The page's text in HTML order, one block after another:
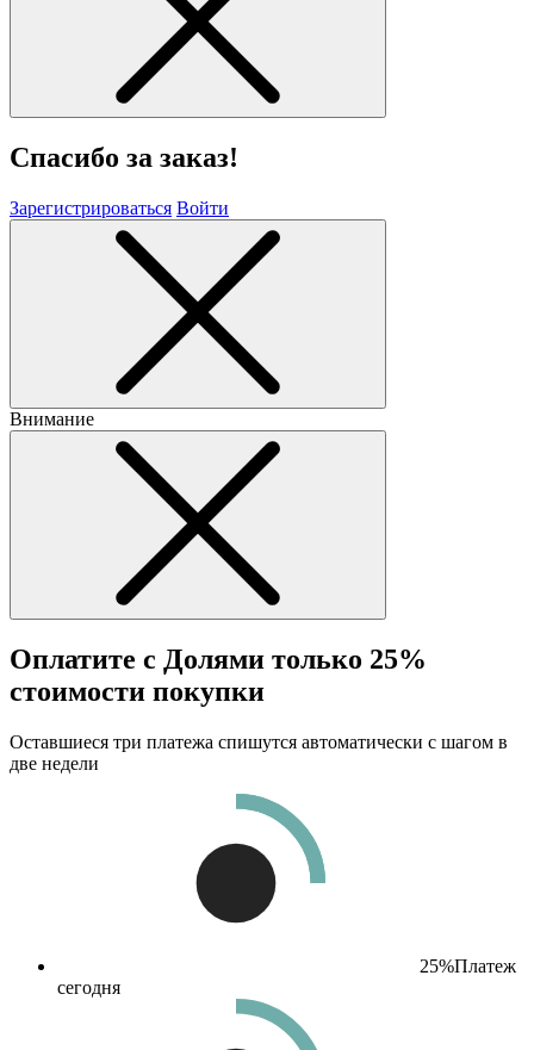
Спасибо за заказ!
Зарегистрироваться Войти
Внимание
Оплатите с Долями только 25%
стоимости покупки
Оставшиеся три платежа спишутся автоматически с шагом в
две недели
25%Платеж
сегодня